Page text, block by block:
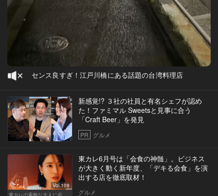
センス良すぎ！江戸川橋にある話題の台湾料理店
新感覚!? ３社の社員と有名シェフが認め
た！ファミマル Sweetsと見事に合う
「Craft Beer」を発見
PR グルメ
Vol.109
東カレ6月号は「会食の神髄」。ビジネス
が大きく動く新年度、「デキる会食」を演
出する店を徹底取材！
グルメ